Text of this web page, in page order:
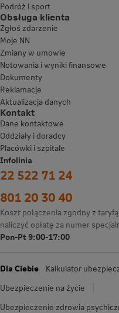
Podróż i sport
Obsługa klienta
Zgłoś zdarzenie
Moje NN
Zmiany w umowie
Notowania i wyniki finansowe
Dokumenty
Reklamacje
Aktualizacja danych
Kontakt
Dane kontaktowe
Oddziały i doradcy
Placówki i szpitale
Infolinia
22 522 71 24
801 20 30 40
Koszt połączenia zgodny z
naliczyć opłatę za numer
Pon-Pt 9:00-17:00
Dla Ciebie
Kalkulator
Ubezpieczenie na życie
Ubezpieczenie zdrowia